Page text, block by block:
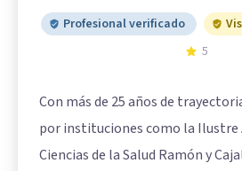
Profesional verificado
5
Con más de 25 años de
por instituciones como la Ilustre
Ciencias de la Salud Ramón y